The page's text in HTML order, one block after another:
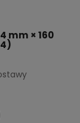
mm × 160